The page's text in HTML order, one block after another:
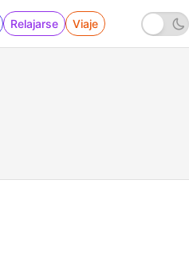
Relajarse Viaje